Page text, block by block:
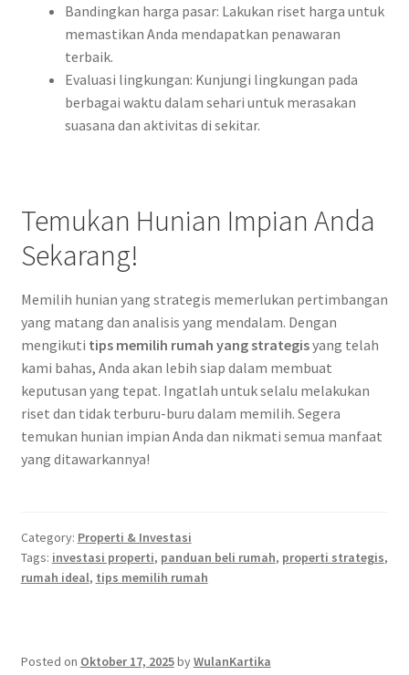
Bandingkan harga pasar: Lakukan riset harga untuk
memastikan Anda mendapatkan penawaran
terbaik.
Evaluasi lingkungan: Kunjungi lingkungan pada
berbagai waktu dalam sehari untuk merasakan
suasana dan aktivitas di sekitar.
Temukan Hunian Impian Anda
Sekarang!
Memilih hunian yang strategis memerlukan pertimbangan
yang matang dan analisis yang mendalam. Dengan
mengikuti tips memilih rumah yang strategisyang telah
kami bahas, Anda akan lebih siap dalam membuat
keputusan yang tepat. Ingatlah untuk selalu melakukan
riset dan tidak terburu-buru dalam memilih. Segera
temukan hunian impian Anda dan nikmati semua manfaat
yang ditawarkannya!
Category: Properti & Investasi
Tags: investasi properti, panduan beli rumah, properti strategis,
rumah ideal, tips memilih rumah
Posted on Oktober 17, 2025byWulanKartika